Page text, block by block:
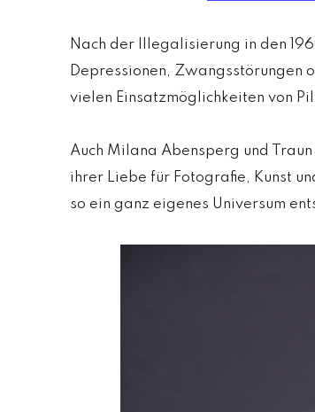
Nach der Illegalisierung in den
Depressionen, Zwangsstörungen
vielen Einsatzmöglichkeiten von
Auch Milana Abensperg und
ihrer Liebe für Fotografie, Kunst
so ein ganz eigenes Universum